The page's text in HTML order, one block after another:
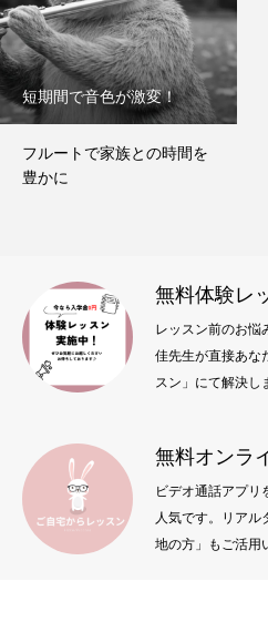
短期間で音色が激変！
フルートで家族との時間を
豊かに
無料体験レ
レッスン前のお悩
佳先生が直接あな
スン」にて解決し
無料オンラ
ビデオ通話アプリ
人気です。リア
地の方」もご活用